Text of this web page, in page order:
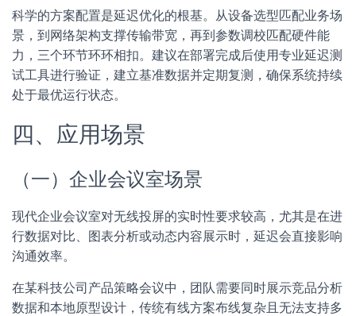
科学的方案配置是延迟优化的根基。从设备选型匹配业务场
景，到网络架构支撑传输带宽，再到参数调校匹配硬件能
力，三个环节环环相扣。建议在部署完成后使用专业延迟测
试工具进行验证，建立基准数据并定期复测，确保系统持续
处于最优运行状态。
四、应用场景
（一）企业会议室场景
现代企业会议室对无线投屏的实时性要求较高，尤其是在进
行数据对比、图表分析或动态内容展示时，延迟会直接影响
沟通效率。
在某科技公司产品策略会议中，团队需要同时展示竞品分析
数据和本地原型设计，传统有线方案布线复杂且无法支持多